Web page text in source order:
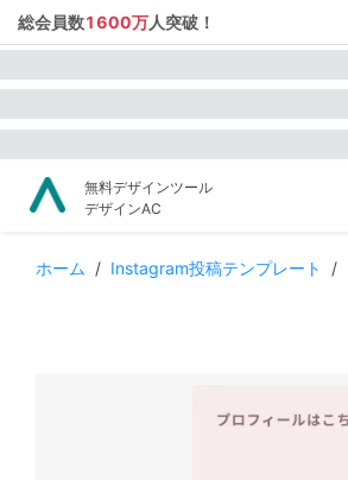
総会員数1600万人突破！
無料デザインツール
デザインAC
ホーム / Instagram投稿テンプレート /